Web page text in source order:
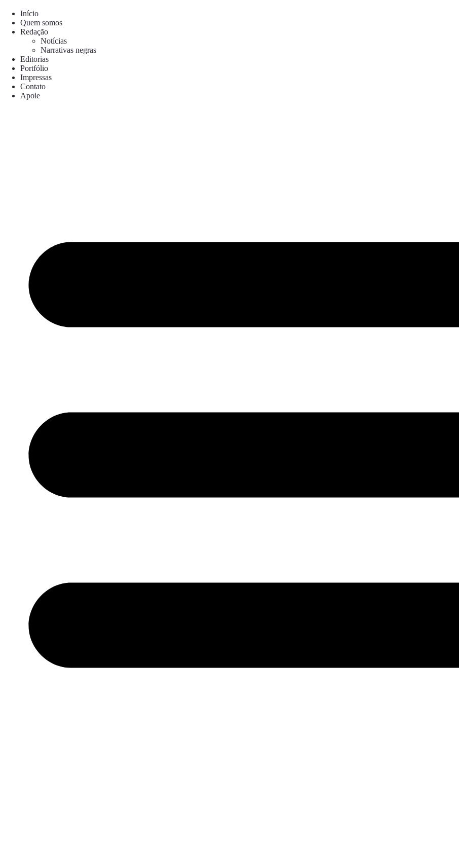
para
conteúdo
Início
Quem somos
Redação
Notícias
Narrativas negras
Editorias
Portfólio
Impressas
Contato
Apoie